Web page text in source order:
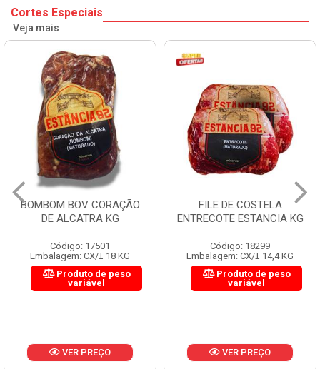
Cortes Especiais
Veja mais
BOMBOM BOV CORAÇÃO
DE ALCATRA KG
Código: 17501
Embalagem: CX/± 18 KG
Produto de peso
variável
VER PREÇO
FILE DE COSTELA
ENTRECOTE ESTANCIA KG
Código: 18299
Embalagem: CX/± 14,4 KG
Produto de peso
variável
VER PREÇO